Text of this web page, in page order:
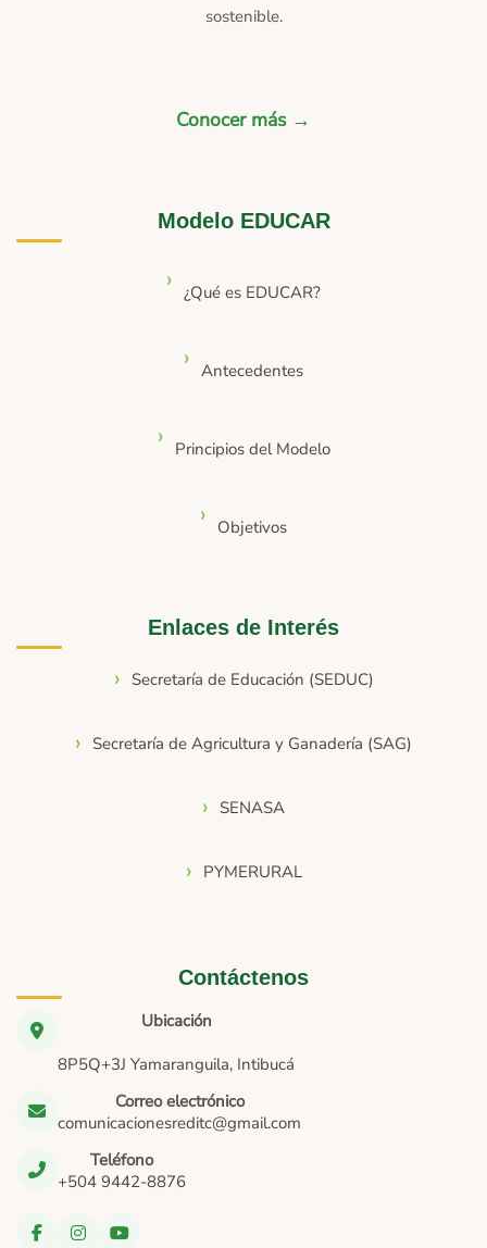
sostenible.
Conocer más →
Modelo EDUCAR
¿Qué es EDUCAR?
Antecedentes
Principios del Modelo
Objetivos
Enlaces de Interés
Secretaría de Educación (SEDUC)
Secretaría de Agricultura y Ganadería (SAG)
SENASA
PYMERURAL
Contáctenos
Ubicación
8P5Q+3J Yamaranguila, Intibucá
Correo electrónico
comunicacionesreditc@gmail.com
Teléfono
+504 9442-8876